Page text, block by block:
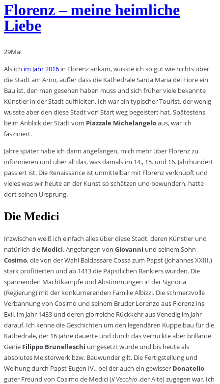
Florenz – meine heimliche
Liebe
29Mai
Als ich im Jahr 2016 in Florenz ankam, wusste ich so gut wie nichts über
die Stadt am Arno, außer dass die Kathedrale Santa Maria del Fiore ein
Bau ist, den man gesehen haben muss und sich früher viele bekannte
Künstler in der Stadt aufhielten. Ich war ein typischer Tourist, der wenig
wusste aber den diese Stadt von Start weg begeistert hat. Spätestens
beim Anblick der Stadt vom Piazzale Michelangeloaus, war ich
fasziniert.
Jahre später habe ich dann angefangen, mich mehr über Florenz zu
informieren und über all das, was damals im 14., 15. und 16. Jahrhundert
passiert ist. Die Renaissance ist unmittelbar mit Florenz verknüpft und
vieles was wir heute an der Kunst so schätzen und bewundern, hatte
dort seinen Ursprung.
Die Medici
Inzwischen weiß ich einfach alles über diese Stadt, deren Künstler und
natürlich die Medici. Angefangen von Giovanni und seinem Sohn
Cosimo, die von der Wahl Baldassare Cossa zum Papst (Johannes XXIII.)
stark profitierten und ab 1413 die Päpstlichen Bankiers wurden. Die
spannenden Machtkämpfe und Abstimmungen in der Signoria
(Regierung) mit der konkurrierenden Familie Albizzi. Die schmerzvolle
Verbannung von Cosimo und seinem Bruder Lorenzo aus Florenz ins
Exil, im Jahr 1433 und deren glorreiche Rückkehr aus Venedig im Jahr
darauf. Ich kenne die Geschichten um den legendären Kuppelbau für die
Kathedrale, der 16 Jahre dauerte und durch das verrückte aber brillante
Genie Filippo Brunelleschi umgesetzt wurde und bis heute als
absolutes Meisterwerk bzw. Bauwunder gilt. Die Fertigstellung und
Weihung durch Papst Eugen IV., bei der auch ein gewisser Donatello,
guter Freund von Cosimo de Medici (il Vecchio‚der Alte) zugegen war. Ich